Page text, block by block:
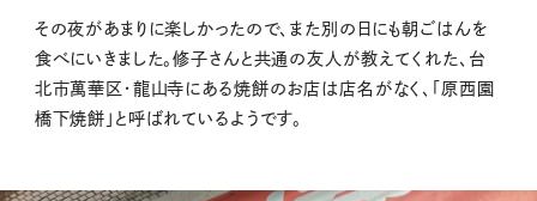
その夜があまりに楽しかったので、また別の日にも朝ごはんを
食べにいきました。修子さんと共通の友人が教えてくれた、台
北市萬華区・龍山寺にある焼餅のお店は店名がなく、「原西園
橋下焼餅」と呼ばれているようです。